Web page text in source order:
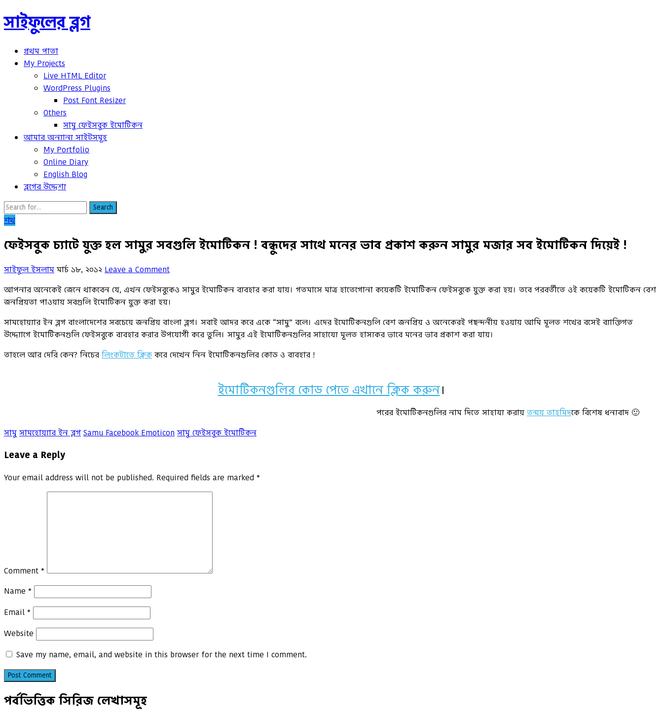
সাইফুলের ব্লগ
প্রথম পাতা
My Projects
Live HTML Editor
WordPress Plugins
Post Font Resizer
Others
সামু ফেইসবুক ইমোটিকন
আমার অন্যান্য সাইটসমূহ
My Portfolio
Online Diary
English Blog
ব্লগের উদ্দেশ্য
Search
শখ
ফেইসবুক চ্যাটে যুক্ত হল সামুর সবগুলি ইমোটিকন ! বন্ধুদের সাথে মনের ভাব প্রকাশ করুন সামুর মজার সব ইমোটিকন দিয়েই !
সাইফুল ইসলাম মার্চ ১৮, ২০১২ Leave a Comment
আপনার অনেকেই জেনে থাকবেন যে, এখন ফেইসবুকেও সামুর ইমোটিকন ব্যবহার করা যায়। গতমাসে মাত্র হাতেগোনা কয়েকটি ইমোটিকন ফেইসবুকে যুক্ত করা হয়। তবে পরবর্তীতে ওই কয়েকটি ইমোটিকন বেশ
জনপ্রিয়তা পাওয়ায় সবগুলি ইমোটিকন যুক্ত করা হয়।
সামহোয়্যার ইন ব্লগ বাংলাদেশের সবচেয়ে জনপ্রিয় বাংলা ব্লগ। সবাই আদর করে একে “সামু” বলে। এদের ইমোটিকনগুলি বেশ জনপ্রিয় ও অনেকেরই পছন্দনীয় হওয়ায় আমি মূলত শখের বসেই ব্যাক্তিগত
উদ্দ্যোগে ইমোটিকনগুলি ফেইসবুকে ব্যবহার করার উপযোগী করে তুলি। সামুর এই ইমোটিকনগুলির সাহায্যে মূলত হাস্যকর ভাবে মনের ভাব প্রকাশ করা যায়।
তাহলে আর দেরি কেন? নিচের লিংকটাতে ক্লিক করে দেখেন নিন ইমোটিকনগুলির কোড ও ব্যবহার !
ইমোটিকনগুলির কোড পেতে এখানে ক্লিক করুন।
পরের ইমোটিকনগুলির নাম দিতে সাহায্য করায় তন্ময় তাহমিদকে বিশেষ ধন্যবাদ 🙂
সামু সামহোয়্যার ইন ব্লগ Samu Facebook Emoticon সামু ফেইসবুক ইমোটিকন
Leave a Reply
Your email address will not be published. Required fields are marked *
Comment *
Name *
Email *
Website
Save my name, email, and website in this browser for the next time I comment.
পর্বভিত্তিক সিরিজ লেখাসমূহ